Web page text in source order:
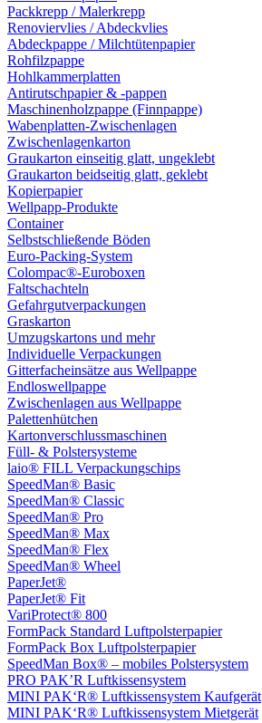
Packkrepp / Malerkrepp
Renoviervlies / Abdeckvlies
Abdeckpappe / Milchtütenpapier
Rohfilzpappe
Hohlkammerplatten
Antirutschpapier & -pappen
Maschinenholzpappe (Finnpappe)
Wabenplatten-Zwischenlagen
Zwischenlagenkarton
Graukarton einseitig glatt, ungeklebt
Graukarton beidseitig glatt, geklebt
Kopierpapier
Wellpapp-Produkte
Container
Selbstschließende Böden
Euro-Packing-System
Colompac®-Euroboxen
Faltschachteln
Gefahrgutverpackungen
Graskarton
Umzugskartons und mehr
Individuelle Verpackungen
Gitterfacheinsätze aus Wellpappe
Endloswellpappe
Zwischenlagen aus Wellpappe
Palettenhütchen
Kartonverschlussmaschinen
Füll- & Polstersysteme
laio® FILL Verpackungschips
SpeedMan® Basic
SpeedMan® Classic
SpeedMan® Pro
SpeedMan® Max
SpeedMan® Flex
SpeedMan® Wheel
PaperJet®
PaperJet® Fit
VariProtect® 800
FormPack Standard Luftpolsterpapier
FormPack Box Luftpolsterpapier
SpeedMan Box® – mobiles Polstersystem
PRO PAK’R Luftkissensystem
MINI PAK‘R® Luftkissensystem Kaufgerät
MINI PAK‘R® Luftkissensystem Mietgerät